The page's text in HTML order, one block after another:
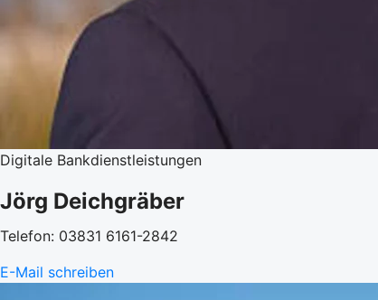
Digitale Bankdienstleistungen
Jörg Deichgräber
Telefon: 03831 6161-2842
E-Mail schreiben